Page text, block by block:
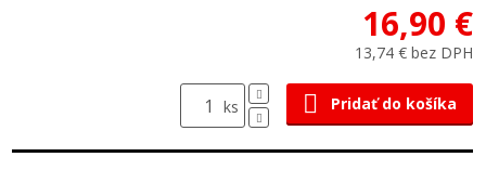
16,90 €
13,74 € bez DPH
ks Pridať do košíka